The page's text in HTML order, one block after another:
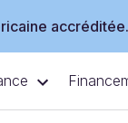
accréditée.